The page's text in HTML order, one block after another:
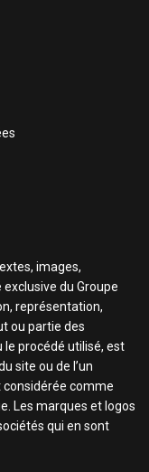
images,
du Groupe
représentation,
ou partie des
le procédé utilisé, est
site ou de l’un
considérée comme
Les marques et logos
qui en sont